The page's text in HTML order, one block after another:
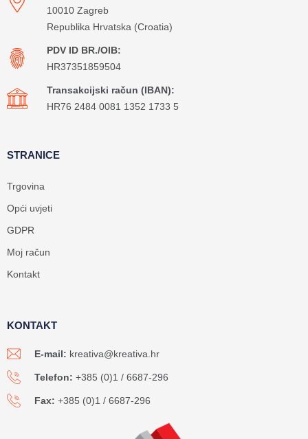
10010 Zagreb
Republika Hrvatska (Croatia)
PDV ID BR./OIB:
HR37351859504
Transakcijski račun (IBAN):
HR76 2484 0081 1352 1733 5
STRANICE
Trgovina
Opći uvjeti
GDPR
Moj račun
Kontakt
KONTAKT
E-mail: kreativa@kreativa.hr
Telefon: +385 (0)1 / 6687-296
Fax: +385 (0)1 / 6687-296